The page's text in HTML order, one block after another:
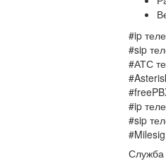
#ip
#sip
#АТС
#ip
#sip
Служба